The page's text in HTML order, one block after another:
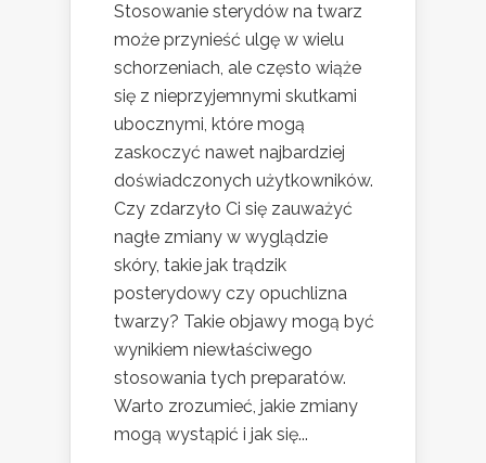
Stosowanie sterydów na twarz
może przynieść ulgę w wielu
schorzeniach, ale często wiąże
się z nieprzyjemnymi skutkami
ubocznymi, które mogą
zaskoczyć nawet najbardziej
doświadczonych użytkowników.
Czy zdarzyło Ci się zauważyć
nagłe zmiany w wyglądzie
skóry, takie jak trądzik
posterydowy czy opuchlizna
twarzy? Takie objawy mogą być
wynikiem niewłaściwego
stosowania tych preparatów.
Warto zrozumieć, jakie zmiany
mogą wystąpić i jak się...